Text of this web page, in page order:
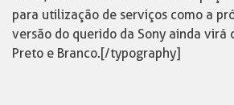
para utilização de serviços como a
versão do querido da Sony ainda virá
Preto e Branco.[/typography]